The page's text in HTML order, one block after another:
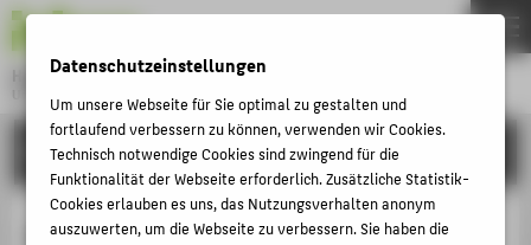
Hochschule für Technik und Wirtschaft Berlin
University of Applied Sciences
Menu
FORSCHUNG THEMEN
HOCHSCHULE
CAMPUS
Datenschutzeinstellungen
Um unsere Webseite für Sie optimal zu gestalten und
fortlaufend verbessern zu können, verwenden wir Cookies.
Technisch notwendige Cookies sind zwingend für die
Funktionalität der Webseite erforderlich. Zusätzliche Statistik-
Cookies erlauben es uns, das Nutzungsverhalten anonym
auszuwerten, um die Webseite zu verbessern. Sie haben die